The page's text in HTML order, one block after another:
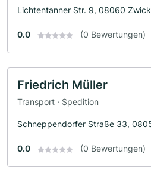
Lichtentanner Str. 9, 08060
0.0 (0 Bewertungen)
Friedrich Müller
Transport · Spedition
Schneppendorfer Straße 33,
0.0 (0 Bewertungen)